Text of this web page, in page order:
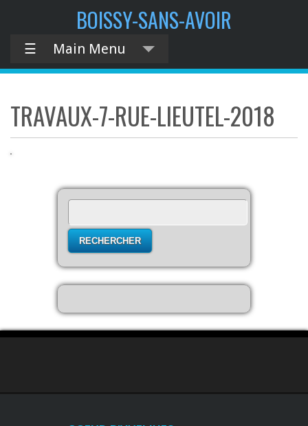
BOISSY-SANS-AVOIR
☰ Main Menu
TRAVAUX-7-RUE-LIEUTEL-2018